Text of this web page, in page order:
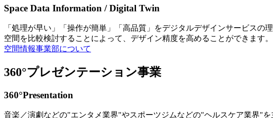
Space Data Information / Digital Twin
「処理が早い」「操作が簡単」「高品質」をデジタルデザインサービス
空間を比較検討することによって、デザイン精度を高めることができます。
空間情報事業部について
360°プレゼンテーション事業
360°Presentation
音楽／演劇などの"エンタメ業界"やスポーツジムなどの"ヘルスケア業界"